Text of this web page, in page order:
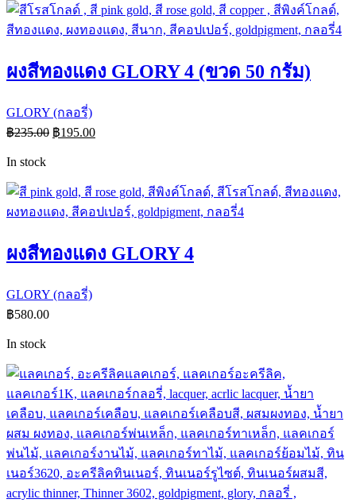
ผงสีทองแดง GLORY 4 (ขวด 50 กรัม)
GLORY (กลอรี่)
฿235.00 ฿195.00
In stock
ผงสีทองแดง GLORY 4
GLORY (กลอรี่)
฿580.00
In stock